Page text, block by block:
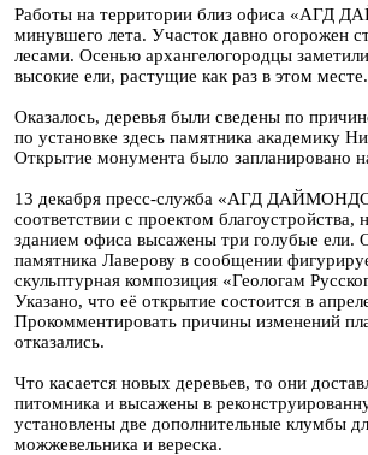
Работы на территории близ офиса «АГД
минувшего лета. Участок давно огорожен
лесами. Осенью архангелогородцы
высокие ели, растущие как раз в этом месте.
Оказалось, деревья были сведены по
по установке здесь памятника академику
Открытие монумента было запланировано
13 декабря пресс-служба «АГД
соответствии с проектом благоустройства,
зданием офиса высажены три голубые ели.
памятника Лаверову в сообщении
скульптурная композиция «Геологам
Указано, что её открытие состоится в
Прокомментировать причины изменений
отказались.
Что касается новых деревьев, то они
питомника и высажены в
установлены две дополнительные клумбы
можжевельника и вереска.